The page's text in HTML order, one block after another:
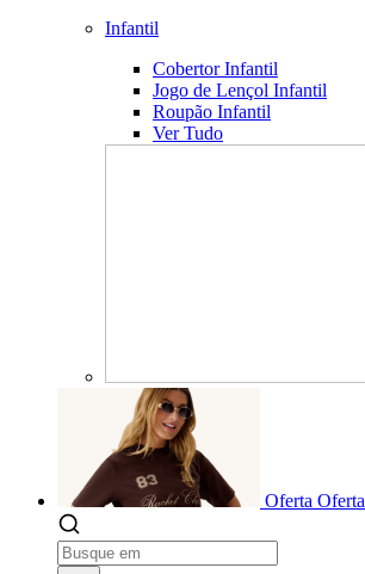
Infantil
Cobertor Infantil
Jogo de Lençol Infantil
Roupão Infantil
Ver Tudo
Oferta Oferta